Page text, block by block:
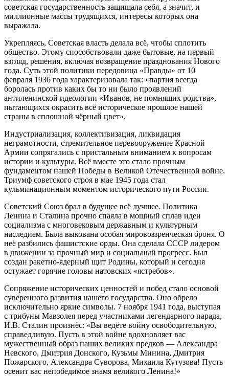
советская государственность защищала себя, а значит, и
миллионные массы трудящихся, интересы которых она
выражала.
Укрепляясь, Советская власть делала всё, чтобы сплотить
общество. Этому способствовали даже бытовые, на первый
взгляд, решения, включая возвращение празднования Нового
года. Суть этой политики передовица «Правды» от 10
февраля 1936 года характеризовала так: «партия всегда
боролась против каких бы то ни было проявлений
антиленинской идеологии «Иванов, не помнящих родства»,
пытающихся окрасить всё историческое прошлое нашей
страны в сплошной чёрный цвет».
Индустриализация, коллективизация, ликвидация
неграмотности, стремительное перевооружение Красной
Армии сопрягались с пристальным вниманием к вопросам
истории и культуры. Всё вместе это стало прочным
фундаментом нашей Победы в Великой Отечественной войне.
Триумф советского строя в мае 1945 года стал
кульминационным моментом исторического пути России.
Советский Союз брал в будущее всё лучшее. Политика
Ленина и Сталина прочно спаяла в мощный сплав идеи
социализма с многовековым державным и культурным
наследием. Была выкована особая мировоззренческая броня. О
неё разбились фашистские орды. Она сделала СССР лидером
в движении за прочный мир и социальный прогресс. Был
создан ракетно-ядерный щит Родины, который и сегодня
остужает горячие головы натовских «ястребов».
Сопряжение исторических ценностей и побед стало основой
суверенного развития нашего государства. Оно обрело
исключительно яркие символы. 7 ноября 1941 года, выступая
с трибуны Мавзолея перед участниками легендарного парада,
И.В. Сталин произнёс: «Вы ведёте войну освободительную,
справедливую. Пусть в этой войне вдохновляет вас
мужественный образ наших великих предков — Александра
Невского, Дмитрия Донского, Кузьмы Минина, Дмитрия
Пожарского, Александра Суворова, Михаила Кутузова! Пусть
осенит вас непобедимое знамя великого Ленина!»